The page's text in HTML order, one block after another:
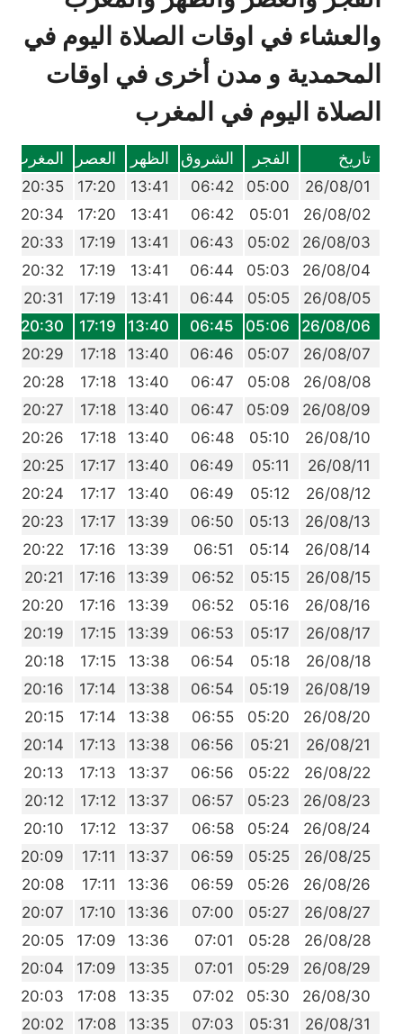
والعشاء في اوقات الصلاة اليوم في
المحمدية و مدن أخرى في اوقات
الصلاة اليوم في المغرب
تاريخ الفجر الشروق الظهر العصر المغرب
26/08/01
05:00
06:42
13:41
17:20
20:35
26/08/02
05:01
06:42
13:41
17:20
20:34
26/08/03
05:02
06:43
13:41
17:19
20:33
26/08/04
05:03
06:44
13:41
17:19
20:32
26/08/05
05:05
06:44
13:41
17:19
20:31
26/08/06
05:06
06:45
13:40
17:19
20:30
26/08/07
05:07
06:46
13:40
17:18
20:29
26/08/08
05:08
06:47
13:40
17:18
20:28
26/08/09
05:09
06:47
13:40
17:18
20:27
26/08/10
05:10
06:48
13:40
17:18
20:26
26/08/11
05:11
06:49
13:40
17:17
20:25
26/08/12
05:12
06:49
13:40
17:17
20:24
26/08/13
05:13
06:50
13:39
17:17
20:23
26/08/14
05:14
06:51
13:39
17:16
20:22
26/08/15
05:15
06:52
13:39
17:16
20:21
26/08/16
05:16
06:52
13:39
17:16
20:20
26/08/17
05:17
06:53
13:39
17:15
20:19
26/08/18
05:18
06:54
13:38
17:15
20:18
26/08/19
05:19
06:54
13:38
17:14
20:16
26/08/20
05:20
06:55
13:38
17:14
20:15
26/08/21
05:21
06:56
13:38
17:13
20:14
26/08/22
05:22
06:56
13:37
17:13
20:13
26/08/23
05:23
06:57
13:37
17:12
20:12
26/08/24
05:24
06:58
13:37
17:12
20:10
26/08/25
05:25
06:59
13:37
17:11
20:09
26/08/26
05:26
06:59
13:36
17:11
20:08
26/08/27
05:27
07:00
13:36
17:10
20:07
26/08/28
05:28
07:01
13:36
17:09
20:05
26/08/29
05:29
07:01
13:35
17:09
20:04
26/08/30
05:30
07:02
13:35
17:08
20:03
26/08/31
05:31
07:03
13:35
17:08
20:02